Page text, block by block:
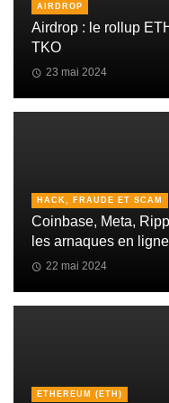
AIRDROP
Airdrop : le rollup
TKO
23 mai 2024
HACK, FRAUDE ET SCAM
Coinbase, Meta,
les arnaques en ligne
22 mai 2024
ETHEREUM (ETH)